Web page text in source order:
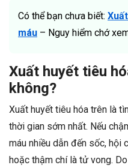
Có thể bạn chưa biết:
máu – Nguy hiểm chớ
Xuất huyết tiêu
không?
Xuất huyết tiêu hóa trên là
thời gian sớm nhất. Nếu
máu nhiều dẫn đến sốc, hội
hoặc thậm chí là tử vong.